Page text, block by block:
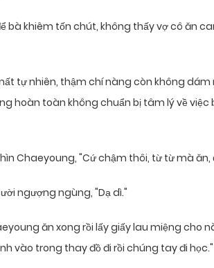
bà khiêm tốn chút, không thấy vợ cô ăn
tự nhiên, thậm chí nàng còn không dám
hoàn toàn không chuẩn bị tâm lý về
Chaeyoung, "Cứ chậm thôi, từ từ mà ăn,
ngượng ngùng, "Dạ dì."
ăn xong rồi lấy giấy lau miệng cho
vào trong thay đồ đi rồi chúng tay đi học."